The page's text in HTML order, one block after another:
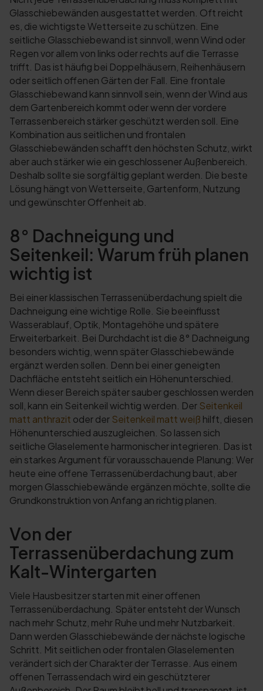
Glasschiebewänden ausgestattet werden. Oft reicht
es, die wichtigste Wetterseite zu schützen. Eine
seitliche Glasschiebewand ist sinnvoll, wenn Wind oder
Regen vor allem von links oder rechts auf die Terrasse
trifft. Das ist häufig bei Doppelhäusern, Reihenhäusern
oder seitlich offenen Gärten der Fall. Eine frontale
Glasschiebewand kann sinnvoll sein, wenn der Wind aus
dem Gartenbereich kommt oder wenn der vordere
Terrassenbereich stärker geschützt werden soll. Eine
Kombination aus seitlichen und frontalen
Glasschiebewänden schafft den höchsten Schutz, wirkt
aber auch stärker wie ein geschlossener Außenbereich.
Deshalb sollte sie sorgfältig geplant werden. Die beste
Lösung hängt von Wetterseite, Gartenform, Nutzung
und gewünschter Offenheit ab.
8° Dachneigung und
Seitenkeil: Warum früh planen
wichtig ist
Bei einer klassischen Terrassenüberdachung spielt die
Dachneigung eine wichtige Rolle. Sie beeinflusst
Wasserablauf, Optik, Montagehöhe und spätere
Erweiterbarkeit. Bei Durchdacht ist die 8° Dachneigung
besonders wichtig, wenn später Glasschiebewände
ergänzt werden sollen. Denn bei einer geneigten
Dachfläche entsteht seitlich ein Höhenunterschied.
Wenn dieser Bereich später sauber geschlossen werden
soll, kann ein Seitenkeil wichtig werden. DerSeitenkeil
matt anthrazit oder derSeitenkeil matt weiß hilft, diesen
Höhenunterschied auszugleichen. So lassen sich
seitliche Glaselemente harmonischer integrieren. Das ist
ein starkes Argument für vorausschauende Planung: Wer
heute eine offene Terrassenüberdachung baut, aber
morgen Glasschiebewände ergänzen möchte, sollte die
Grundkonstruktion von Anfang an richtig planen.
Von der
Terrassenüberdachung zum
Kalt-Wintergarten
Viele Hausbesitzer starten mit einer offenen
Terrassenüberdachung. Später entsteht der Wunsch
nach mehr Schutz, mehr Ruhe und mehr Nutzbarkeit.
Dann werden Glasschiebewände der nächste logische
Schritt. Mit seitlichen oder frontalen Glaselementen
verändert sich der Charakter der Terrasse. Aus einem
offenen Terrassendach wird ein geschützterer